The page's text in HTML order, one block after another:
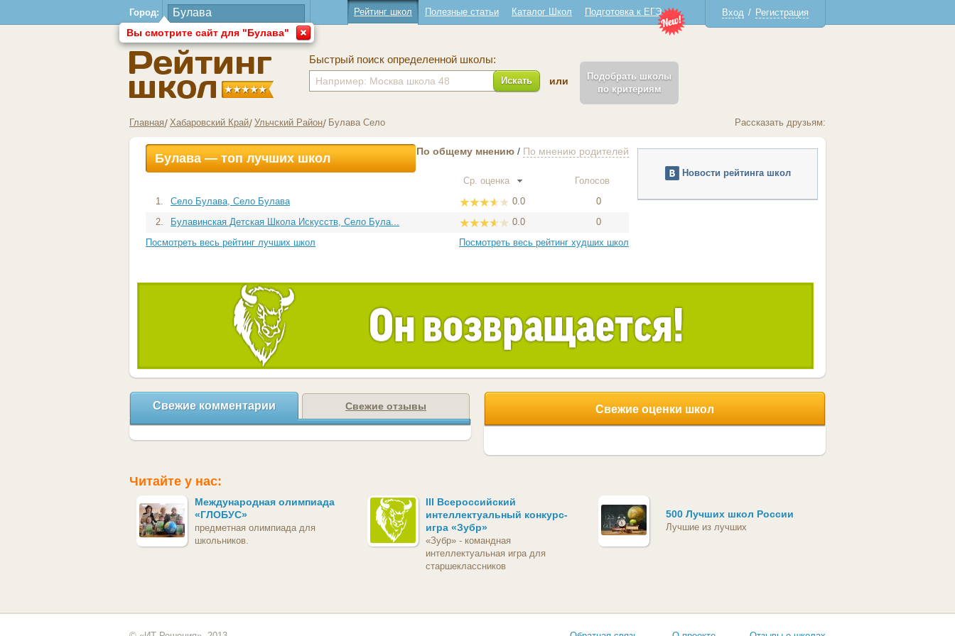
Город:
Вы смотрите сайт для "Булава"
Вход / Регистрация
Рейтинг школ Полезные статьи Каталог Школ Подготовка к ЕГЭ
Быстрый поиск определенной школы:
Искать или
Подобрать школы
по критериям
Главная Хабаровский Край Ульчский Район Булава Село Рассказать друзьям:
Булава — топ лучших школ По общему мнению / По мнению родителей
Ср. оценка
Голосов
1.
Село Булава, Село Булава 0.0
0
2.
Булавинская Детская Школа Искусств, Село Була... 0.0
0
Посмотреть весь рейтинг лучших школ
Посмотреть весь рейтинг худших школ
Новости рейтинга школ
Свежие комментарии Свежие отзывы Свежие оценки школ
Читайте у нас:
Международная олимпиада
«ГЛОБУС»
предметная олимпиада для
школьников.
III Всероссийский
интеллектуальный конкурс-
игра «Зубр»
«Зубр» - командная
интеллектуальная игра для
старшеклассников
500 Лучших школ России
Лучшие из лучших